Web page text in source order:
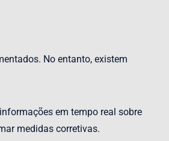
No entanto, existem
em tempo real sobre
medidas corretivas.